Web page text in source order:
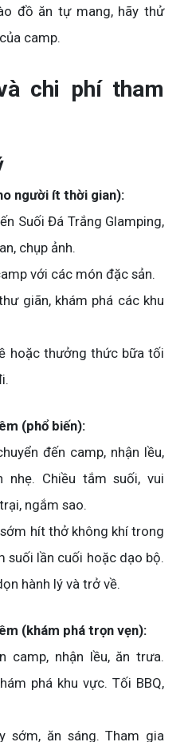
đồ ăn tự mang, hãy thử
camp.
chi phí tham
người ít thời gian):
Suối Đá Trắng Glamping,
chụp ảnh.
với các món đặc sản.
giãn, khám phá các khu
hoặc thưởng thức bữa tối
(phổ biến):
đến camp, nhận lều,
nhẹ. Chiều tắm suối, vui
ngắm sao.
hít thở không khí trong
suối lần cuối hoặc dạo bộ.
hành lý và trở về.
(khám phá trọn vẹn):
camp, nhận lều, ăn trưa.
phá khu vực. Tối BBQ,
sớm, ăn sáng. Tham gia